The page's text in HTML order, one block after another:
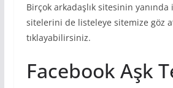
Birçok arkadaşlık sitesinin
sitelerini de listeleye sitemize göz
tıklayabilirsiniz.
Facebook Aşk